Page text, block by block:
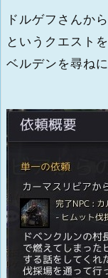
ドルゲフさんか
というクエスト
ベルデンを尋ねに